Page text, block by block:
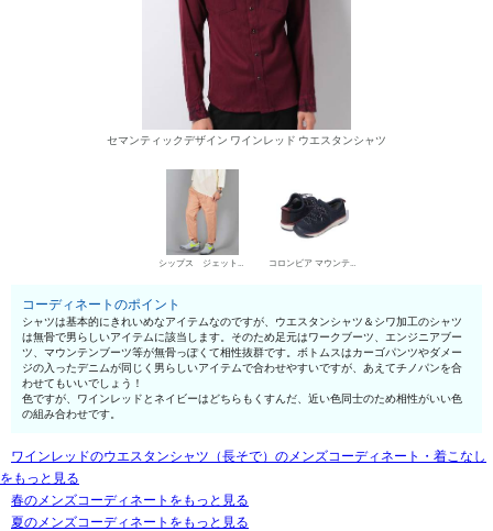
セマンティックデザイン ワインレッド ウエスタンシャツ
シップス ジェットブルー チノパン・綿パン コロンビア マウンテンブーツ
コーディネートのポイント
シャツは基本的にきれいめなアイテムなのですが、ウエスタンシャツ＆シワ加工のシャツ
は無骨で男らしいアイテムに該当します。そのため足元はワークブーツ、エンジニアブー
ツ、マウンテンブーツ等が無骨っぽくて相性抜群です。ボトムスはカーゴパンツやダメー
ジの入ったデニムが同じく男らしいアイテムで合わせやすいですが、あえてチノパンを合
わせてもいいでしょう！
色ですが、ワインレッドとネイビーはどちらもくすんだ、近い色同士のため相性がいい色
の組み合わせです。
ワインレッドのウエスタンシャツ（長そで）のメンズコーディネート・着こなし
をもっと見る
春のメンズコーディネートをもっと見る
夏のメンズコーディネートをもっと見る